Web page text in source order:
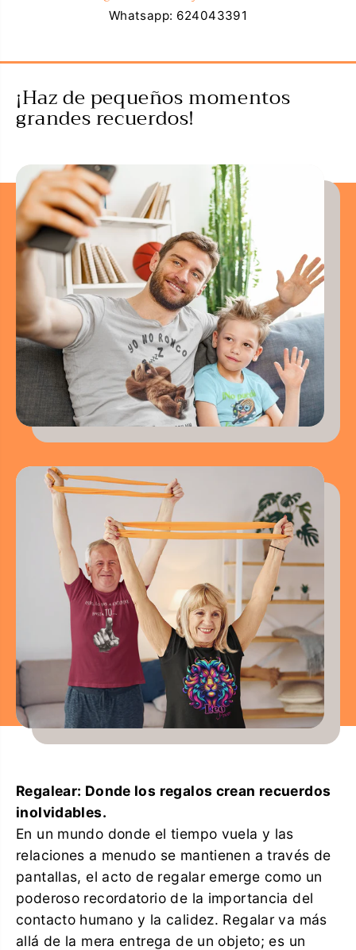
Whatsapp: 624043391
¡Haz de pequeños momentos
grandes recuerdos!
Regalear: Donde los regalos crean recuerdos
inolvidables.
En un mundo donde el tiempo vuela y las
relaciones a menudo se mantienen a través de
pantallas, el acto de regalar emerge como un
poderoso recordatorio de la importancia del
contacto humano y la calidez. Regalar va más
allá de la mera entrega de un objeto; es un